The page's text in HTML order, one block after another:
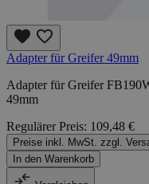
Adapter für Greifer 49mm
Adapter für Greifer
49mm
Regulärer Preis: 109,48 €
Preise inkl. MwSt. zzgl.
In den Warenkorb